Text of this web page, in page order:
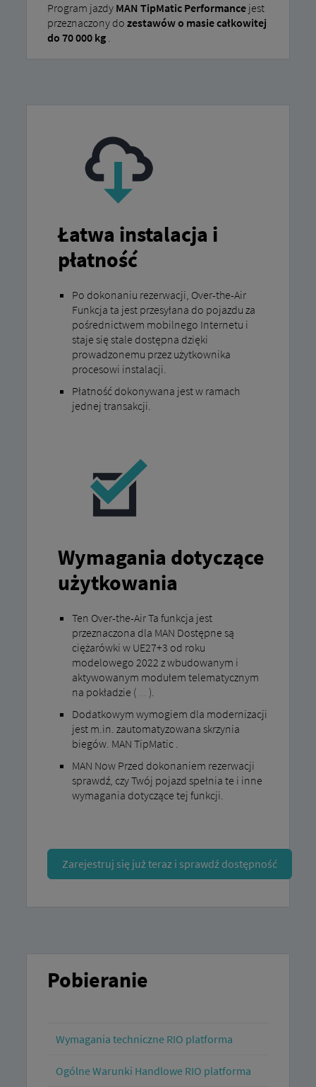
Program jazdy MAN TipMatic Performancejest
przeznaczony do zestawów o masie całkowitej
do 70 000 kg.
Łatwa instalacja i
płatność
Po dokonaniu rezerwacji, Over-the-Air
Funkcja ta jest przesyłana do pojazdu za
pośrednictwem mobilnego Internetu i
staje się stale dostępna dzięki
prowadzonemu przez użytkownika
procesowi instalacji.
Płatność dokonywana jest w ramach
jednej transakcji.
Wymagania dotyczące
użytkowania
Ten Over-the-Air Ta funkcja jest
przeznaczona dla MAN Dostępne są
ciężarówki w UE27+3 od roku
modelowego 2022 z wbudowanym i
aktywowanym modułem telematycznym
na pokładzie ( ... ).
Dodatkowym wymogiem dla modernizacji
jest m.in. zautomatyzowana skrzynia
biegów. MAN TipMatic .
MAN Now Przed dokonaniem rezerwacji
sprawdź, czy Twój pojazd spełnia te i inne
wymagania dotyczące tej funkcji.
Zarejestruj się już teraz i sprawdź dostępność
Pobieranie
Wymagania techniczne RIO platforma
Ogólne Warunki Handlowe RIO platforma